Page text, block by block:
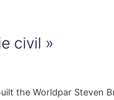
civil »
the Worldpar Steven